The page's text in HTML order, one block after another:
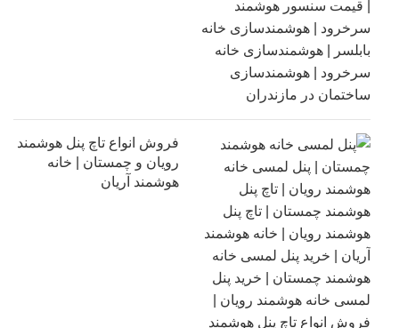
فروش انواع تاچ پنل هوشمند
رویان و چمستان | خانه
هوشمند آریان